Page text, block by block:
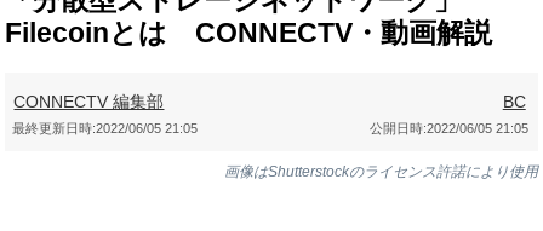
Filecoinとは CONNECTV・動画解説
CONNECTV 編集部 BC
公開日時:2022/06/05 21:05
最終更新日時:2022/06/05 21:05
画像はShutterstockのライセンス許諾により使用